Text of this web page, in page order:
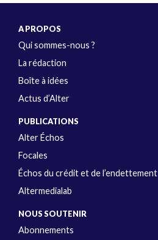
A PROPOS
Qui sommes-nous ?
La rédaction
Boîte à idées
Actus d’Alter
PUBLICATIONS
Alter Échos
Focales
Échos du crédit et de l’endettement
Altermedialab
NOUS SOUTENIR
Abonnements